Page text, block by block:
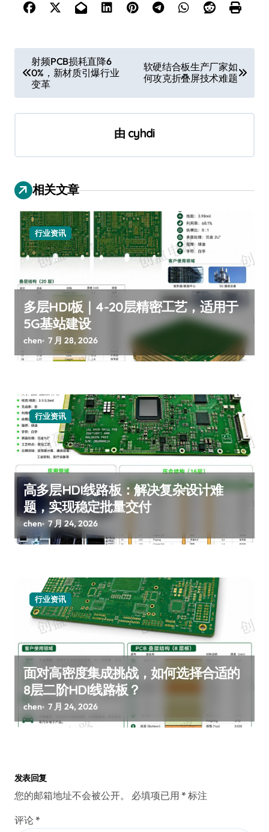
章
导
航
射频PCB损耗直降6
0%，新材质引爆行业
变革
软硬结合板生产厂家如
何攻克折叠屏技术难题
由 cyhdi
相关文章
行业资讯
多层HDI板｜4-20层精密工艺，适用于
5G基站建设
chen 7 月 28, 2026
行业资讯
高多层HDI线路板：解决复杂设计难
题，实现稳定批量交付
chen 7 月 24, 2026
行业资讯
面对高密度集成挑战，如何选择合适的
8层二阶HDI线路板？
chen 7 月 24, 2026
发表回复
您的邮箱地址不会被公开。 必填项已用 * 标注
评论 *